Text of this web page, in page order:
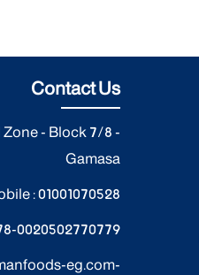
Contact Us
- Block 7/8 -
Gamasa
:01001070528
-0020502770779
eg.com-